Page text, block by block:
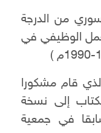
من الدرجة
الوظيفي في
قام مشكورا
إلى نسخة
في جمعية